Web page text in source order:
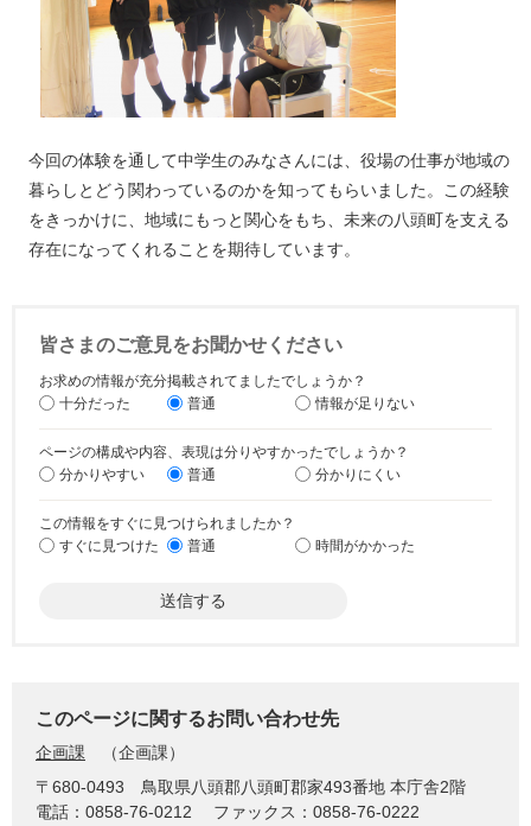
今回の体験を通して中学生のみなさんには、役場の仕事が地域の
暮らしとどう関わっているのかを知ってもらいました。この経験
をきっかけに、地域にもっと関心をもち、未来の八頭町を支える
存在になってくれることを期待しています。
皆さまのご意見をお聞かせください
お求めの情報が充分掲載されてましたでしょうか？
十分だった
普通 情報が足りない
ページの構成や内容、表現は分りやすかったでしょうか？
分かりやすい
普通 分かりにくい
この情報をすぐに見つけられましたか？
すぐに見つけた
普通 時間がかかった
このページに関するお問い合わせ先
企画課
企画課
〒680-0493
鳥取県八頭郡八頭町郡家493番地 本庁舎2階
電話：0858-76-0212
ファックス：0858-76-0222